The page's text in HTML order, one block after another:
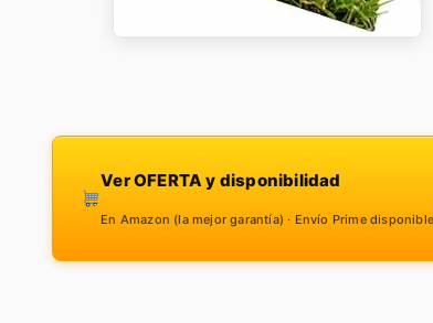
Ver OFERTA y disponibilidad
En Amazon (la mejor garantía) · Envío Prime disponible